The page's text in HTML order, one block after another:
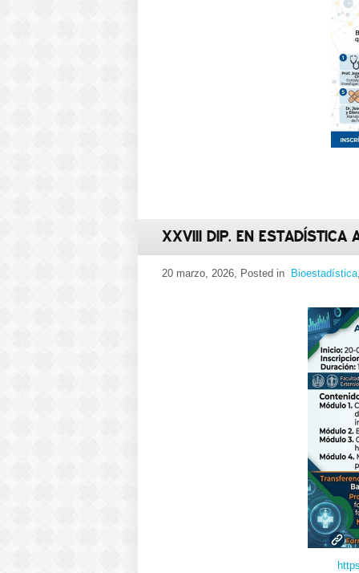
XXVIII DIP. EN ESTADÍSTICA
20 marzo, 2026, Posted in Bioestadística